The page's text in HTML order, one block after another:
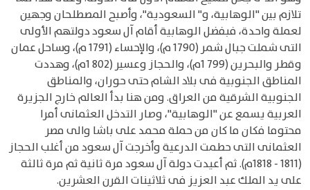
تلازم بين "الوهابية، و" السعودية"، وأصبح المصطلحان وجهين
لعملة واحدة، فبفضل الوهابية أقام آل سعود دولتهم الأولى
التى شملت جبال شمر (1790 م)، والإحساء (1791 م)، وساحل عمان
وقطر والبحرين (799 1م)، والحجاز وعسير (802 1م)، وهددت
المناطق الجنوبية فى بلاد الشام حتى حوران، والمناطق
الجنوبية الشرقية من العراق. ومن هنا بدأ العالم خارج الجزيرة
العربية يسمع عن "الوهابية"، وصار التدخل العثمانى أمرا
محتوما فكان ما كان من حملة محمد على باشا والى مصر
العثمانى التى حطمت الدرعية وأخرجت آل سعود من أغلب الحجاز
(1811 - 1818م). ثم أعيدت دولة آل سعود مرة ثانية ثم مرة ثالثة
على يد الملك عبد العزيز فى ثلاثينات القرن العشرين.